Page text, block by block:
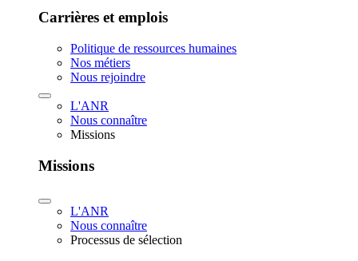
Carrières et emplois
Politique de ressources humaines
Nos métiers
Nous rejoindre
L'ANR
Nous connaître
Missions
Missions
L'ANR
Nous connaître
Processus de sélection